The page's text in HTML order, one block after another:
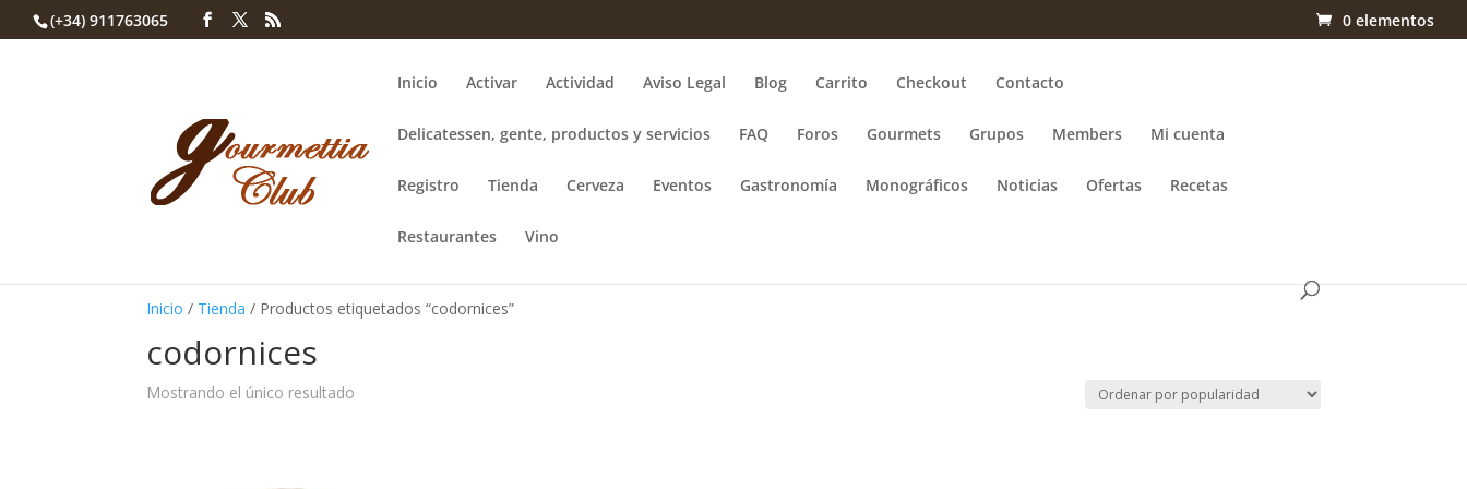
(+34) 911763065 0 elementos
Inicio Activar Actividad Aviso Legal Blog Carrito Checkout Contacto
Delicatessen, gente, productos y servicios FAQ Foros Gourmets Grupos Members Mi cuenta
Registro Tienda Cerveza Eventos Gastronomía Monográficos Noticias Ofertas Recetas
Restaurantes Vino
Inicio / Tienda / Productos etiquetados “codornices”
codornices
Mostrando el único resultado